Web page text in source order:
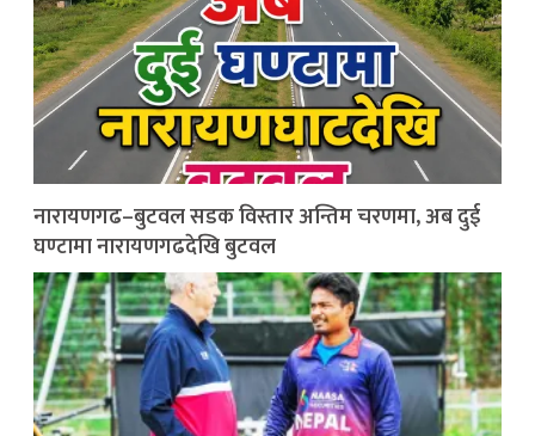
नारायणगढ–बुटवल सडक विस्तार अन्तिम चरणमा, अब दुई
घण्टामा नारायणगढदेखि बुटवल